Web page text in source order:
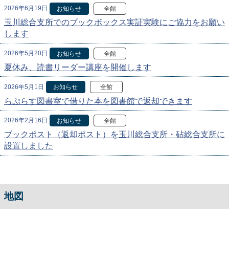
2026年6月19日 お知らせ 全館
玉川総合支所でのブックボックス実証実験にご協力をお願い
します
2026年5月20日 お知らせ 全館
夏休み、読書リーダー講座を開催します
2026年5月1日 お知らせ 全館
らぷらす図書室で借りた本を図書館で返却できます
2026年2月16日 お知らせ 全館
ブックポスト（返却ポスト）を玉川総合支所・砧総合支所に
設置しました
地図